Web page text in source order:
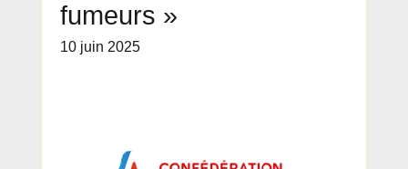
fumeurs »
10 juin 2025